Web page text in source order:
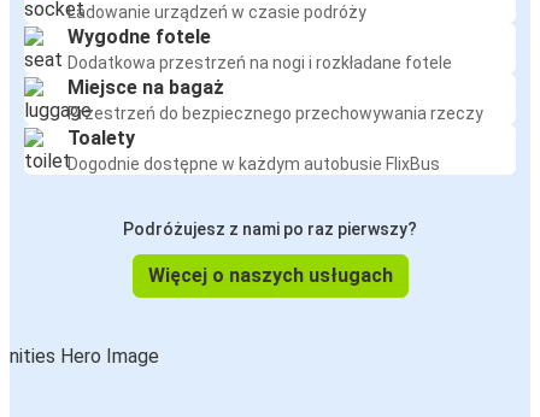
Ładowanie urządzeń w czasie podróży
Wygodne fotele
Dodatkowa przestrzeń na nogi i rozkładane fotele
Miejsce na bagaż
Przestrzeń do bezpiecznego przechowywania rzeczy
Toalety
Dogodnie dostępne w każdym autobusie FlixBus
Podróżujesz z nami po raz pierwszy?
Więcej o naszych usługach